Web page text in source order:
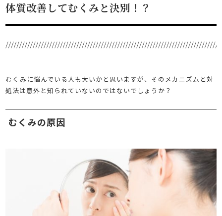
体質改善してむくみと決別！？
むくみに悩んでいる人も大いかと思いますが、そのメカニズムと対
処法は意外と知られていないのではないでしょうか？
むくみの原因